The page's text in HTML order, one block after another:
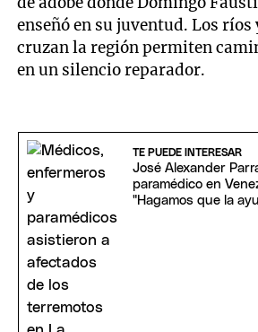
enseñó en su juventud. Los ríos
cruzan la región permiten
en un silencio reparador.
TE PUEDE INTERESAR
José Alexander
paramédico en
"Hagamos que la